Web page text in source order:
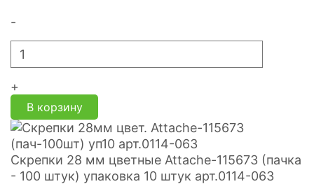
-
+
В корзину
Скрепки 28 мм цветные Attache-115673 (пачка
- 100 штук) упаковка 10 штук арт.0114-063